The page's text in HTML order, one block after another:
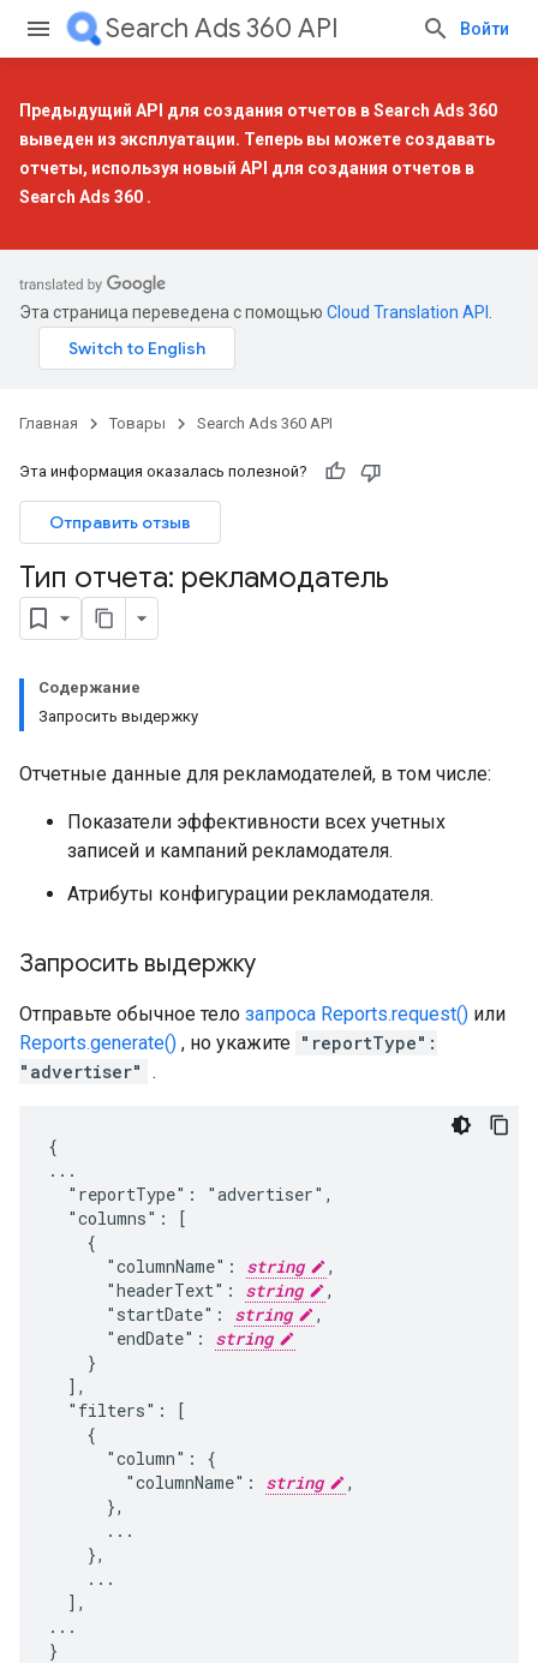
Search Ads 360 API Войти
Предыдущий API для создания отчетов в Search Ads 360
выведен из эксплуатации. Теперь вы можете создавать
отчеты, используя новый API для создания отчетов в
Search Ads 360 .
Эта страница переведена с помощью Cloud Translation API
Главная Товары Search Ads 360 API
Эта информация оказалась полезной?
Отправить отзыв
Тип отчета: рекламодатель
Содержание
Запросить выдержку
Отчетные данные для рекламодателей, в том числе:
Показатели эффективности всех учетных
записей и кампаний рекламодателя.
Атрибуты конфигурации рекламодателя.
Запросить выдержку
Отправьте обычное тело запроса Reports.request() или
Reports.generate() , но укажите "reportType":
"advertiser" .
{
...
  "reportType": "advertiser",
  "columns": [
    {
      "columnName":
string
,
      "headerText":
string
,
      "startDate":
string
,
      "endDate":
string
    }
  ],
  "filters": [
    {
      "column": {
        "columnName":
string
,
      },
      ...
    },
    ...
  ],
...
}